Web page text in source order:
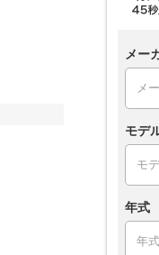
メー
モデ
年式